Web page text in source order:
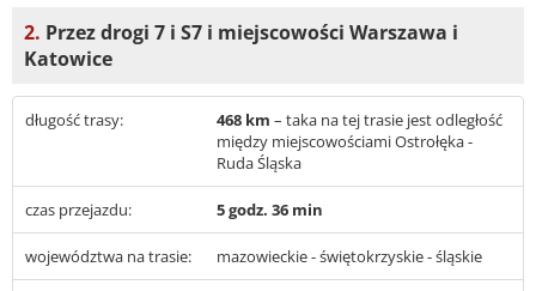
2. Przez drogi 7 i S7 i miejscowości Warszawa i
Katowice
długość trasy: 468 km – taka na tej trasie jest odległość
między miejscowościami Ostrołęka -
Ruda Śląska
czas przejazdu: 5 godz. 36 min
województwa na trasie: mazowieckie - świętokrzyskie - śląskie